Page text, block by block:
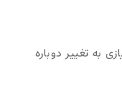
به تغییر دوباره